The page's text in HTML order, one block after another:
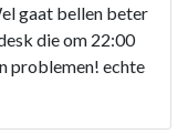
gaat bellen beter
die om 22:00
problemen! echte